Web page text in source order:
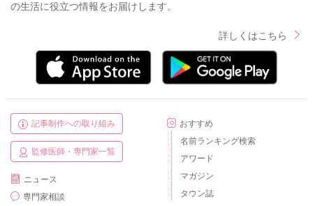
の生活に役立つ情報をお届けします。
詳しくはこちら
記事制作への取り組み
監修医師・専門家一覧
ニュース
専門家相談
おすすめ
名前ランキング検索
アワード
マガジン
タウン誌